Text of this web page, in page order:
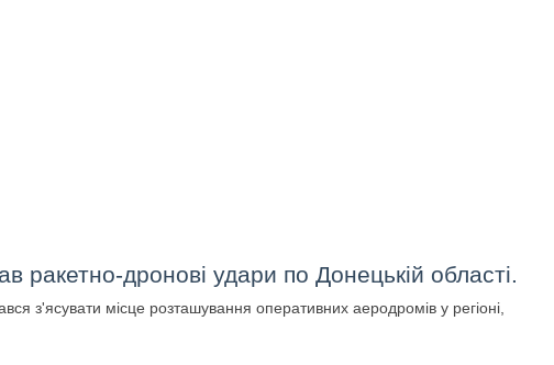
ракетно-дронові удари по Донецькій області.
з'ясувати місце розташування оперативних аеродромів у регіоні,